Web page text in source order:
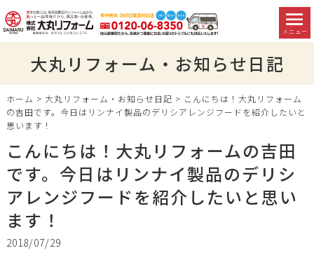
メニュー
大丸リフォーム・お知らせ日記
ホーム > 大丸リフォーム・お知らせ日記 > こんにちは！大丸リフォーム
の吉田です。今日はリンナイ製品のデリシアレンジフードを紹介したいと
思います！
こんにちは！大丸リフォームの吉田
です。今日はリンナイ製品のデリシ
アレンジフードを紹介したいと思い
ます！
2018/07/29